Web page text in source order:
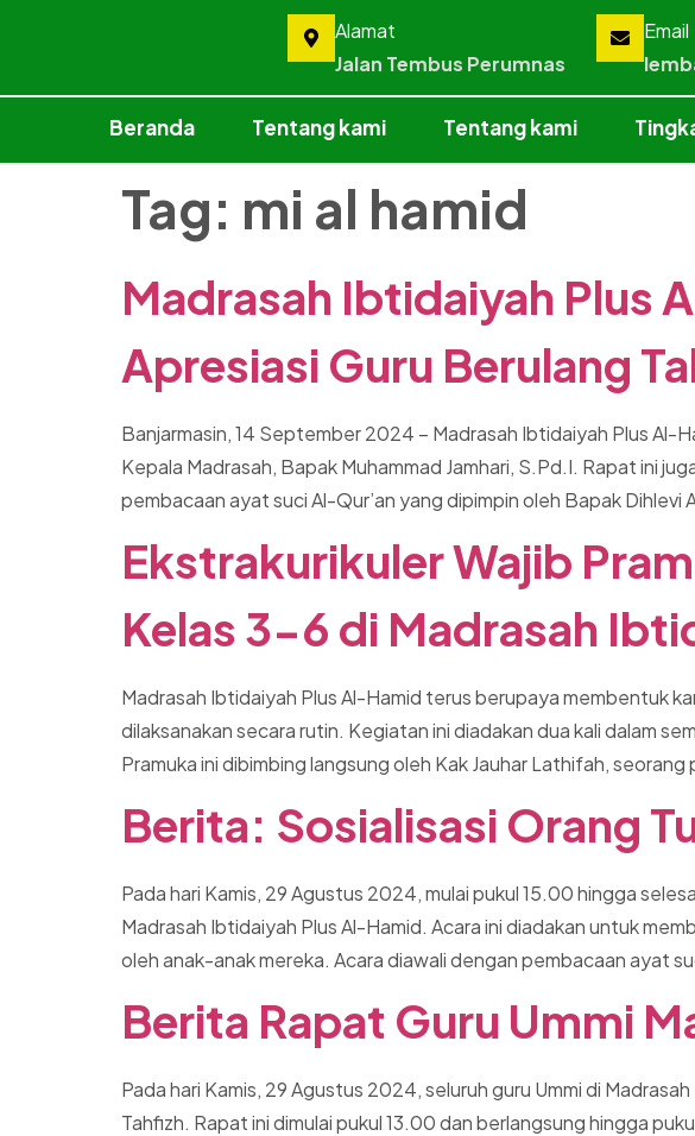
Alamat
Jalan Tembus Perumnas
Email
Beranda Tentang kami Tentang kami
Tag: mi al hamid
Madrasah Ibtidaiyah Plus
Apresiasi Guru Berulang
Banjarmasin, 14 September 2024 – Madrasah Ibtidaiyah Plus Al-
Kepala Madrasah, Bapak Muhammad Jamhari, S.Pd.I. Rapat ini
pembacaan ayat suci Al-Qur’an yang dipimpin oleh Bapak
Ekstrakurikuler Wajib
Kelas 3-6 di Madrasah
Madrasah Ibtidaiyah Plus Al-Hamid terus berupaya membentuk
dilaksanakan secara rutin. Kegiatan ini diadakan dua kali dalam
Pramuka ini dibimbing langsung oleh Kak Jauhar Lathifah,
Berita: Sosialisasi Orang
Pada hari Kamis, 29 Agustus 2024, mulai pukul 15.00 hingga
Madrasah Ibtidaiyah Plus Al-Hamid. Acara ini diadakan untuk
oleh anak-anak mereka. Acara diawali dengan pembacaan ayat
Berita Rapat Guru Ummi
Pada hari Kamis, 29 Agustus 2024, seluruh guru Ummi di
Tahfizh. Rapat ini dimulai pukul 13.00 dan berlangsung hingga